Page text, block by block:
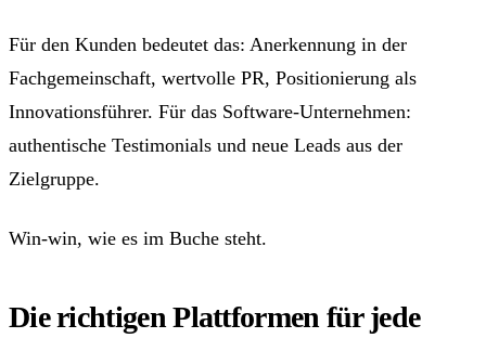
Für den Kunden bedeutet das: Anerkennung in der
Fachgemeinschaft, wertvolle PR, Positionierung als
Innovationsführer. Für das Software-Unternehmen:
authentische Testimonials und neue Leads aus der
Zielgruppe.
Win-win, wie es im Buche steht.
Die richtigen Plattformen für jede